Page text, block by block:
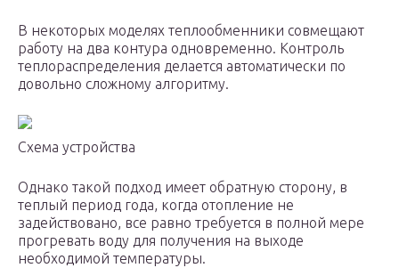
В некоторых моделях теплообменники совмещают
работу на два контура одновременно. Контроль
теплораспределения делается автоматически по
довольно сложному алгоритму.
Схема устройства
Однако такой подход имеет обратную сторону, в
теплый период года, когда отопление не
задействовано, все равно требуется в полной мере
прогревать воду для получения на выходе
необходимой температуры.